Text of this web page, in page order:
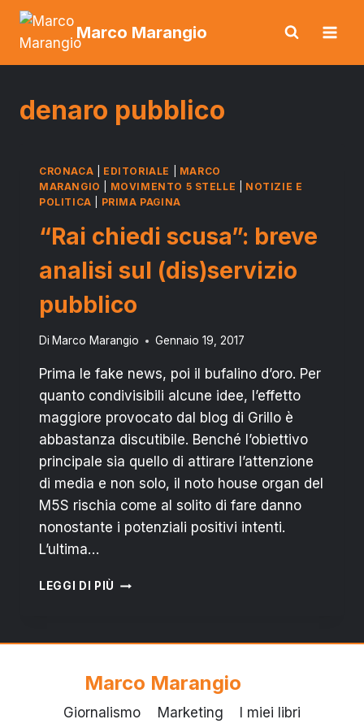
Salta
contenuto
Marco Marangio
denaro pubblico
CRONACA EDITORIALE
MARCO
MARANGIO
MOVIMENTO 5 STELLE
NOTIZIE E
POLITICA
PRIMA PAGINA
“Rai chiedi scusa”: breve
analisi sul (dis)servizio
pubblico
Di Marco Marangio Gennaio 19, 2017
Prima le fake news, poi il bufalino d’oro. Per
quanto condivisibili alcune idee, l’effetto
maggiore provocato dal blog di Grillo è
abbastanza discutibile. Benché l’obiettivo
principale sia quello di attirare l’attenzione
di media e non solo, il noto house organ del
M5S rischia come al solito di fare danno
nonostante i potenziali positivi intenti.
L’ultima…
LEGGI DI PIÙ “RAI
(DIS)SERVIZIO
Marco Marangio
Giornalismo Marketing I miei libri